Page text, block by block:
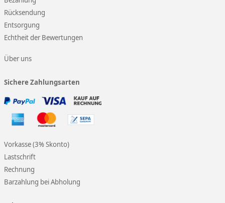
Rücksendung
Entsorgung
Echtheit der Bewertungen
Über uns
Sichere Zahlungsarten
Vorkasse (3% Skonto)
Lastschrift
Rechnung
Barzahlung bei Abholung